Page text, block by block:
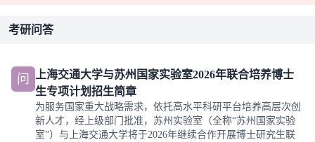
考研问答
问
上海交通大学与苏州国家实验室2026年联合培养博士
生专项计划招生简章
为服务国家重大战略需求，依托高水平科研平台培养高层次创
新人才，经上级部门批准，苏州实验室（全称“苏州国家实验
室”）与上海交通大学将于2026年继续合作开展博士研究生联